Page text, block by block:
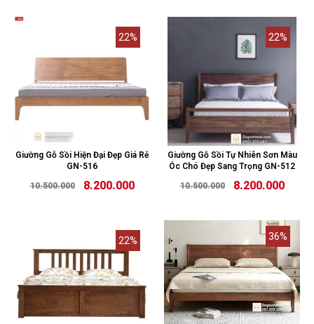
22%
Giường Gỗ Sồi Hiện Đại Đẹp Giá Rẻ
GN-516
10.500.000
8.200.000
22%
Giường Gỗ Sồi Tự Nhiên Sơn Màu
Óc Chó Đẹp Sang Trọng GN-512
10.500.000
8.200.000
22% 36%